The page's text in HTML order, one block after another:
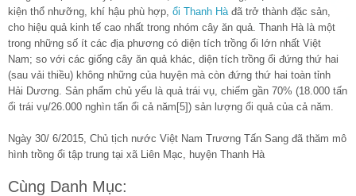
kiện thổ nhưỡng, khí hậu phù hợp, ổi Thanh Hà đã trở thành đặc sản,
cho hiệu quả kinh tế cao nhất trong nhóm cây ăn quả. Thanh Hà là một
trong những số ít các địa phương có diện tích trồng ổi lớn nhất Việt
Nam; so với các giống cây ăn quả khác, diện tích trồng ổi đứng thứ hai
(sau vải thiều) không những của huyện mà còn đứng thứ hai toàn tỉnh
Hải Dương. Sản phẩm chủ yếu là quả trái vụ, chiếm gần 70% (18.000 tấn
ổi trái vụ/26.000 nghìn tấn ổi cả năm[5]) sản lượng ổi quả của cả năm.
Ngày 30/ 6/2015, Chủ tịch nước Việt Nam Trương Tấn Sang đã thăm mô
hình trồng ổi tập trung tại xã Liên Mạc, huyện Thanh Hà
Cùng Danh Mục: